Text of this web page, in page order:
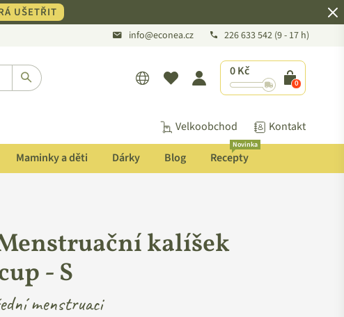
UŠETŘIT
info@econea.cz 226 633 542 (9 - 17 h)
POTVRDIT 0 Kč
0
Velkoobchod Kontakt
Maminky a děti Dárky Blog Recepty
Novinka
kalíšek
- S
menstruaci